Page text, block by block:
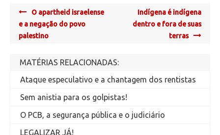
Post
navigation
O apartheid israelense
e a negação do povo
palestino
Indígena é indígena
dentro e fora de suas
terras
MATÉRIAS RELACIONADAS:
Ataque especulativo e a chantagem dos rentistas
Sem anistia para os golpistas!
O PCB, a segurança pública e o judiciário
LEGALIZAR JÁ!